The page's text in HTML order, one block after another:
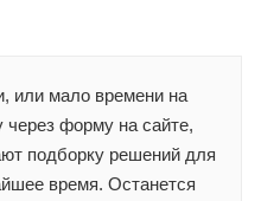
или мало времени на
через форму на сайте,
подборку решений для
время. Останется